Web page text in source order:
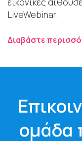
LiveWebinar.
Διαβάστε
ομάδα